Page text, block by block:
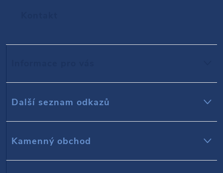
p
Další seznam odkazů
Kamenný obchod